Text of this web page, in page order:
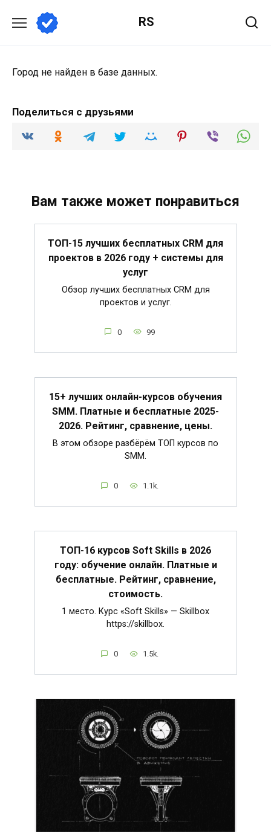
содержанию
RS
Город не найден в базе данных.
Поделиться с друзьями
Вам также может понравиться
ТОП-15 лучших бесплатных CRM для
проектов в 2026 году + системы для
услуг
Обзор лучших бесплатных CRM для
проектов и услуг.
0 99
15+ лучших онлайн-курсов обучения
SMM. Платные и бесплатные 2025-
2026. Рейтинг, сравнение, цены.
В этом обзоре разбёрём ТОП курсов по
SMM.
0 1.1k.
ТОП-16 курсов Soft Skills в 2026
году: обучение онлайн. Платные и
бесплатные. Рейтинг, сравнение,
стоимость.
1 место. Курс «Soft Skills» — Skillbox
https://skillbox.
0 1.5k.